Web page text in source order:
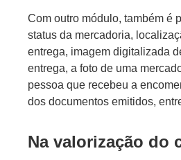
Com outro módulo, também é
status da mercadoria,
entrega, imagem digitalizada
entrega, a foto de uma
pessoa que recebeu a
dos documentos emitidos,
Na valorização do